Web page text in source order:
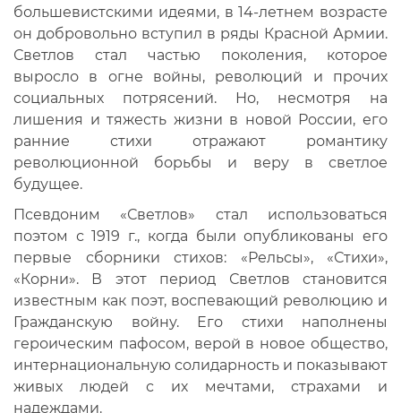
большевистскими идеями, в 14-летнем возрасте
он добровольно вступил в ряды Красной Армии.
Светлов стал частью поколения, которое
выросло в огне войны, революций и прочих
социальных потрясений. Но, несмотря на
лишения и тяжесть жизни в новой России, его
ранние стихи отражают романтику
революционной борьбы и веру в светлое
будущее.
Псевдоним «Светлов» стал использоваться
поэтом с 1919 г., когда были опубликованы его
первые сборники стихов: «Рельсы», «Стихи»,
«Корни». В этот период Светлов становится
известным как поэт, воспевающий революцию и
Гражданскую войну. Его стихи наполнены
героическим пафосом, верой в новое общество,
интернациональную солидарность и показывают
живых людей с их мечтами, страхами и
надеждами.